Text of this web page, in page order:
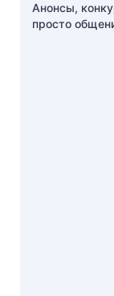
Анонсы,
просто